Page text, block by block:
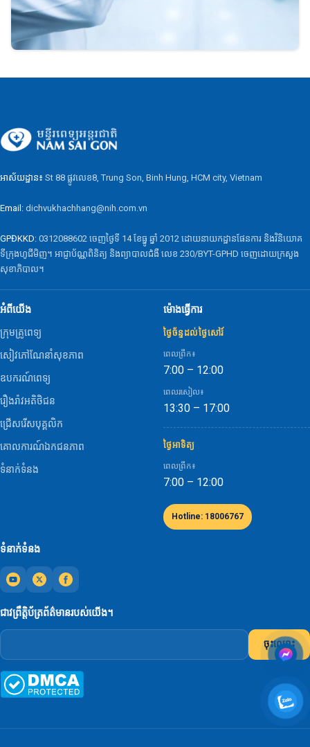
អាស័យដ្ឋាន៖ St 88 ផ្លូវលេខ8, Trung Son, Binh Hung, HCM city, Vietnam
Email: dichvukhachhang@nih.com.vn
GPĐKKD: 0312088602 ចេញថ្ងៃទី 14 ខែធ្នូ ឆ្នាំ 2012 ដោយនាយកដ្ឋានផែនការ និងវិនិយោគ
ទីក្រុងហូជីមិញ។ អាជ្ញាប័ណ្ណពិនិត្យ និងព្យាបាលជំងឺ លេខ 230/BYT-GPHD ចេញដោយក្រសួង
សុខាភិបាល។
ទំនាក់ទំនង
អំពីយើង
ក្រុមគ្រូពេទ្យ
សៀវភៅណែនាំសុខភាព
ឧបករណ៍ពេទ្យ
រឿងរ៉ាវអតិថិជន
ជ្រើសរើសបុគ្គលិក
គោលការណ៍ឯកជនភាព
ទំនាក់ទំនង
ម៉ោងធ្វើការ
ថ្ងៃច័ន្ទដល់ថ្ងៃសៅរ៍
ពេលព្រឹក៖
7:00 – 12:00
ពេលរសៀល៖
13:30 – 17:00
ថ្ងៃអាទិត្យ
ពេលព្រឹក៖
7:00 – 12:00
Hotline: 18006767
ជាវព្រឹត្តិប័ត្រព័ត៌មានរបស់យើង។
ចុះឈ្មោះ